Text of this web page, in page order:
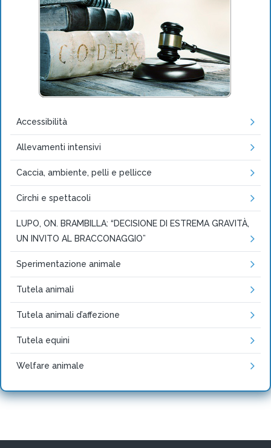
Accessibilità
Allevamenti intensivi
Caccia, ambiente, pelli e pellicce
Circhi e spettacoli
LUPO, ON. BRAMBILLA: “DECISIONE DI ESTREMA GRAVITÀ,
UN INVITO AL BRACCONAGGIO”
Sperimentazione animale
Tutela animali
Tutela animali d’affezione
Tutela equini
Welfare animale